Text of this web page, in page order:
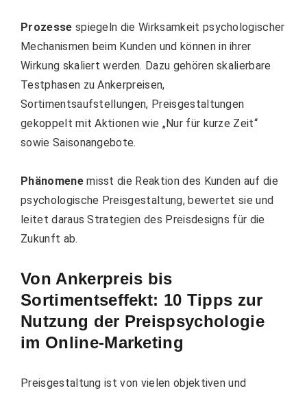
Prozesse spiegeln die Wirksamkeit psychologischer
Mechanismen beim Kunden und können in ihrer
Wirkung skaliert werden. Dazu gehören skalierbare
Testphasen zu Ankerpreisen,
Sortimentsaufstellungen, Preisgestaltungen
gekoppelt mit Aktionen wie „Nur für kurze Zeit“
sowie Saisonangebote.
Phänomenemisst die Reaktion des Kunden auf die
psychologische Preisgestaltung, bewertet sie und
leitet daraus Strategien des Preisdesigns für die
Zukunft ab.
Von Ankerpreis bis
Sortimentseffekt: 10 Tipps zur
Nutzung der Preispsychologie
im Online-Marketing
Preisgestaltung ist von vielen objektiven und